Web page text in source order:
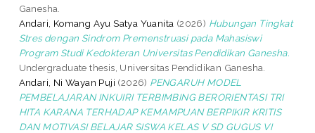
Ganesha.
Andari, Komang Ayu Satya Yuanita (2026) Hubungan Tingkat
Stres dengan Sindrom Premenstruasi pada Mahasiswi
Program Studi Kedokteran Universitas Pendidikan Ganesha.
Undergraduate thesis, Universitas Pendidikan Ganesha.
Andari, Ni Wayan Puji (2026) PENGARUH MODEL
PEMBELAJARAN INKUIRI TERBIMBING BERORIENTASI TRI
HITA KARANA TERHADAP KEMAMPUAN BERPIKIR KRITIS
DAN MOTIVASI BELAJAR SISWA KELAS V SD GUGUS VI